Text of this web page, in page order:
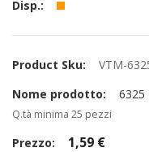
VTM-
6325
Q.tà minima 25 pezzi
1,59 €